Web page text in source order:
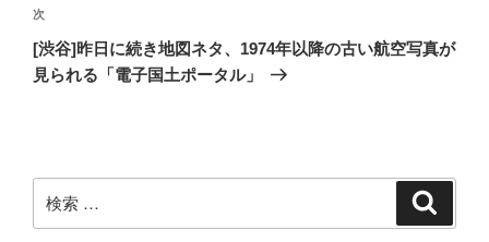
ゲ
ー
シ
稿
次
の
投
次
[渋谷]昨日に続き地図ネタ、1974年以降の古い航空写真が
見られる「電子国土ポータル」
索: